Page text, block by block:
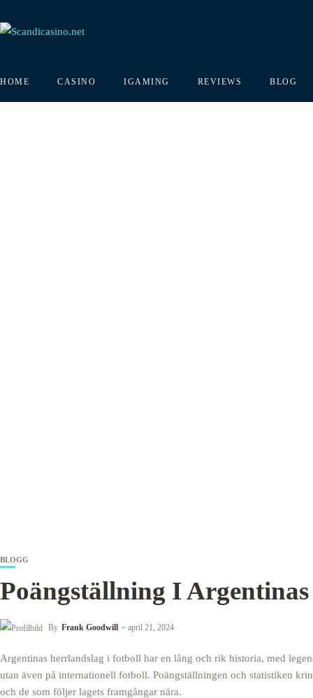
HOME CASINO IGAMING REVIEWS BLOG
BLOGG
Poängställning I
By Frank Goodwill april 21, 2024
Argentinas herrlandslag i fotboll har en lång och rik historia, med
utan även på internationell fotboll. Poängställningen och statistiken
och de som följer lagets framgångar nära.